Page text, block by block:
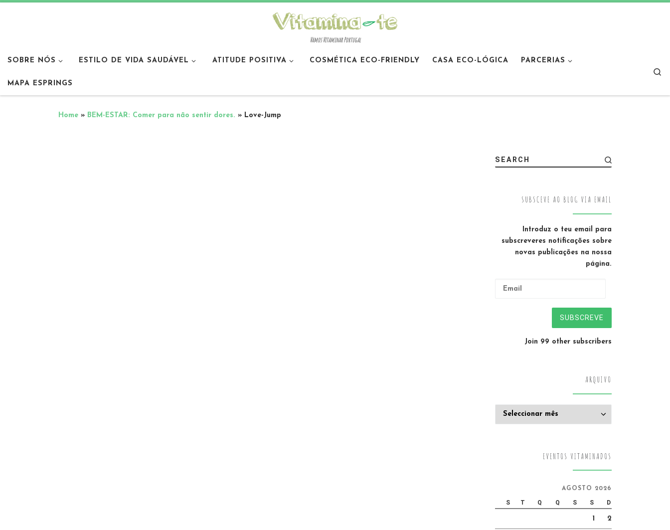
Vamos Vitaminar Portugal
SOBRE NÓS ESTILO DE VIDA SAUDÁVEL ATITUDE POSITIVA COSMÉTICA ECO-FRIENDLY CASA ECO-LÓGICA PARCERIAS
MAPA ESPRINGS
Home » BEM-ESTAR: Comer para não sentir dores. » Love-Jump
SEARCH
SUBSCEVE AO BLOG VIA EMAIL
Introduz o teu email para
subscreveres notificações sobre
novas publicações na nossa
página.
SUBSCREVE
Join 99 other subscribers
ARQUIVO
EVENTOS VITAMINADOS
AGOSTO 2026
S T Q Q S S D
1 2